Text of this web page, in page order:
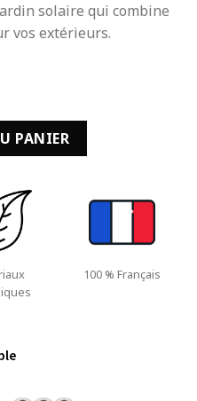
solaire qui combine
vos extérieurs.
€.
de Jardin en forme
PANIER
100 % Français